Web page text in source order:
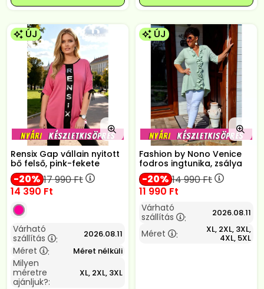
ÚJ
Rensix Gap vállain nyitott
bő felső, pink-fekete
20 17 990Ft
14 390 Ft
Várható
szállítás
: 2026.08.11
Méret : Méret nélküli
Milyen
méretre
ajánljuk?:
XL, 2XL, 3XL
ÚJ
Fashion by Nono Venice
fodros ingtunika, zsálya
20 14 990Ft
11 990 Ft
Várható
szállítás
: 2026.08.11
Méret : XL, 2XL, 3XL,
4XL, 5XL